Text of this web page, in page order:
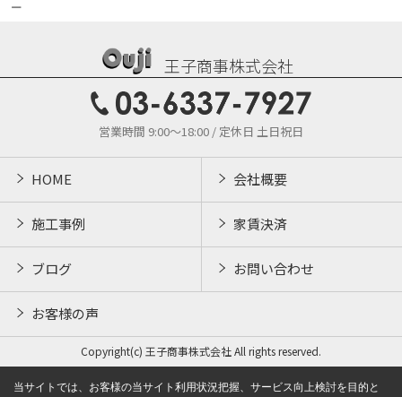
ー
王子商事株式会社
営業時間 9:00～18:00 / 定休日 土日祝日
HOME 会社概要
施工事例 家賃決済
ブログ お問い合わせ
お客様の声
Copyright(c) 王子商事株式会社 All rights reserved.
当サイトでは、お客様の当サイト利用状況把握、サービス向上検討を目的と